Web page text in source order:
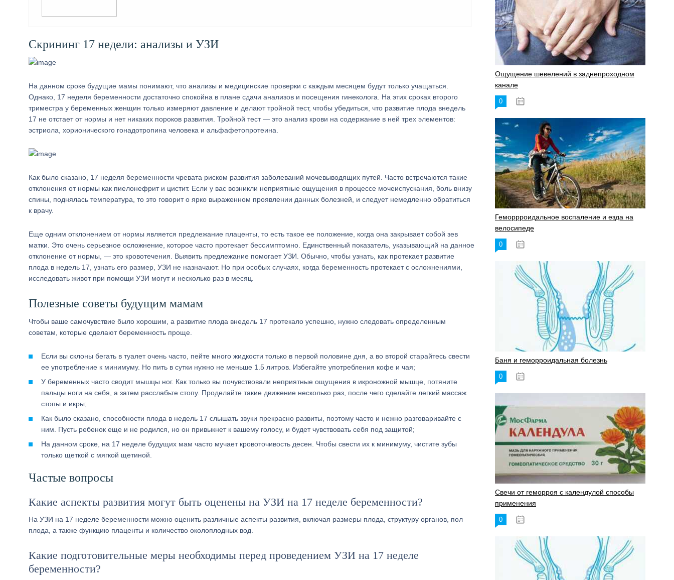
Скрининг 17 недели: анализы и УЗИ
На данном сроке будущие мамы понимают, что анализы и медицинские проверки с каждым месяцем будут только учащаться.
Однако, 17 неделя беременности достаточно спокойна в плане сдачи анализов и посещения гинеколога. На этих сроках второго
триместра у беременных женщин только измеряют давление и делают тройной тест, чтобы убедиться, что развитие плода внедель
17 не отстает от нормы и нет никаких пороков развития. Тройной тест — это анализ крови на содержание в ней трех элементов:
эстриола, хорионического гонадотропина человека и альфафетопротеина.
Как было сказано, 17 неделя беременности чревата риском развития заболеваний мочевыводящих путей. Часто встречаются такие
отклонения от нормы как пиелонефрит и цистит. Если у вас возникли неприятные ощущения в процессе мочеиспускания, боль внизу
спины, поднялась температура, то это говорит о ярко выраженном проявлении данных болезней, и следует немедленно обратиться
к врачу.
Еще одним отклонением от нормы является предлежание плаценты, то есть такое ее положение, когда она закрывает собой зев
матки. Это очень серьезное осложнение, которое часто протекает бессимптомно. Единственный показатель, указывающий на данное
отклонение от нормы, — это кровотечения. Выявить предлежание помогает УЗИ. Обычно, чтобы узнать, как протекает развитие
плода в недель 17, узнать его размер, УЗИ не назначают. Но при особых случаях, когда беременность протекает с осложнениями,
исследовать живот при помощи УЗИ могут и несколько раз в месяц.
Полезные советы будущим мамам
Чтобы ваше самочувствие было хорошим, а развитие плода внедель 17 протекало успешно, нужно следовать определенным
советам, которые сделают беременность проще.
Если вы склоны бегать в туалет очень часто, пейте много жидкости только в первой половине дня, а во второй старайтесь свести
ее употребление к минимуму. Но пить в сутки нужно не меньше 1.5 литров. Избегайте употребления кофе и чая;
У беременных часто сводит мышцы ног. Как только вы почувствовали неприятные ощущения в икроножной мышце, потяните
пальцы ноги на себя, а затем расслабьте стопу. Проделайте такие движение несколько раз, после чего сделайте легкий массаж
стопы и икры;
Как было сказано, способности плода в недель 17 слышать звуки прекрасно развиты, поэтому часто и нежно разговаривайте с
ним. Пусть ребенок еще и не родился, но он привыкнет к вашему голосу, и будет чувствовать себя под защитой;
На данном сроке, на 17 неделе будущих мам часто мучает кровоточивость десен. Чтобы свести их к минимуму, чистите зубы
только щеткой с мягкой щетиной.
Частые вопросы
Какие аспекты развития могут быть оценены на УЗИ на 17 неделе беременности?
На УЗИ на 17 неделе беременности можно оценить различные аспекты развития, включая размеры плода, структуру органов, пол
плода, а также функцию плаценты и количество околоплодных вод.
Какие подготовительные меры необходимы перед проведением УЗИ на 17 неделе
беременности?
Ощущение шевелений в заднепроходном
канале
0
Геморрроидальное воспаление и езда на
велосипеде
0
Баня и геморроидальная болезнь
0
Свечи от геморроя с календулой способы
применения
0